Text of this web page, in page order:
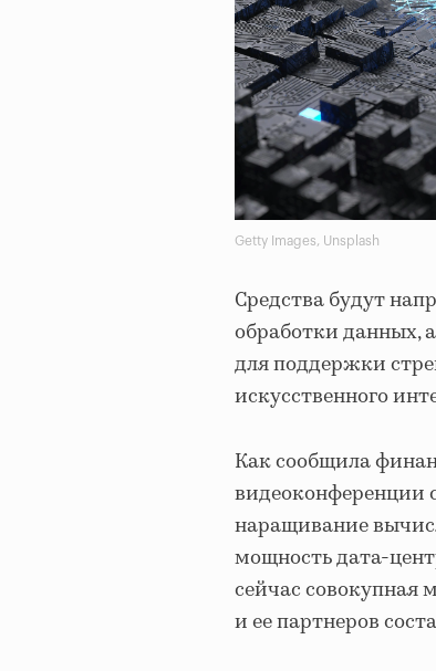
Getty Images, Unsplash
Средства будут
обработки данных,
для поддержки
искусственного
Как сообщила
видеоконференции
наращивание
мощность дата-
сейчас
и ее партнеров